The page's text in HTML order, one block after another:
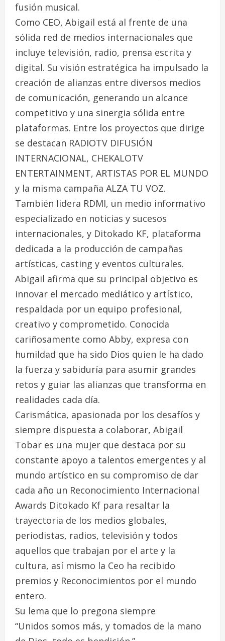
fusión musical.
Como CEO, Abigail está al frente de una
sólida red de medios internacionales que
incluye televisión, radio, prensa escrita y
digital. Su visión estratégica ha impulsado la
creación de alianzas entre diversos medios
de comunicación, generando un alcance
competitivo y una sinergia sólida entre
plataformas. Entre los proyectos que dirige
se destacan RADIOTV DIFUSIÓN
INTERNACIONAL, CHEKALOTV
ENTERTAINMENT, ARTISTAS POR EL MUNDO
y la misma campaña ALZA TU VOZ.
También lidera RDMI, un medio informativo
especializado en noticias y sucesos
internacionales, y Ditokado KF, plataforma
dedicada a la producción de campañas
artísticas, casting y eventos culturales.
Abigail afirma que su principal objetivo es
innovar el mercado mediático y artístico,
respaldada por un equipo profesional,
creativo y comprometido. Conocida
cariñosamente como Abby, expresa con
humildad que ha sido Dios quien le ha dado
la fuerza y sabiduría para asumir grandes
retos y guiar las alianzas que transforma en
realidades cada día.
Carismática, apasionada por los desafíos y
siempre dispuesta a colaborar, Abigail
Tobar es una mujer que destaca por su
constante apoyo a talentos emergentes y al
mundo artístico en su compromiso de dar
cada año un Reconocimiento Internacional
Awards Ditokado Kf para resaltar la
trayectoria de los medios globales,
periodistas, radios, televisión y todos
aquellos que trabajan por el arte y la
cultura, así mismo la Ceo ha recibido
premios y Reconocimientos por el mundo
entero.
Su lema que lo pregona siempre
“Unidos somos más, y tomados de la mano